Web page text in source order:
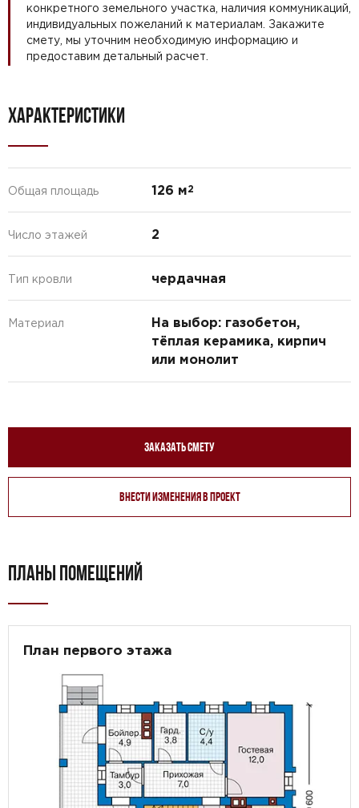
конкретного земельного участка, наличия коммуникаций,
индивидуальных пожеланий к материалам. Закажите
смету, мы уточним необходимую информацию и
предоставим детальный расчет.
ХАРАКТЕРИСТИКИ
Общая площадь 126 м2
Число этажей 2
Тип кровли чердачная
Материал
На выбор: газобетон,
тёплая керамика, кирпич
или монолит
Заказать смету
Внести изменения в проект
ПЛАНЫ ПОМЕЩЕНИЙ
План первого этажа